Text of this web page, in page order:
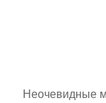
Неочевидные